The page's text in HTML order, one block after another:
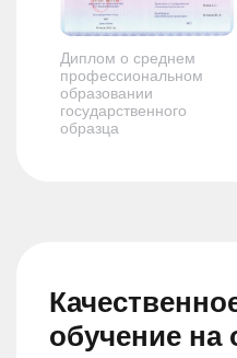
Диплом о среднем
профессиональном
образовании
государственного
образца
обучение на